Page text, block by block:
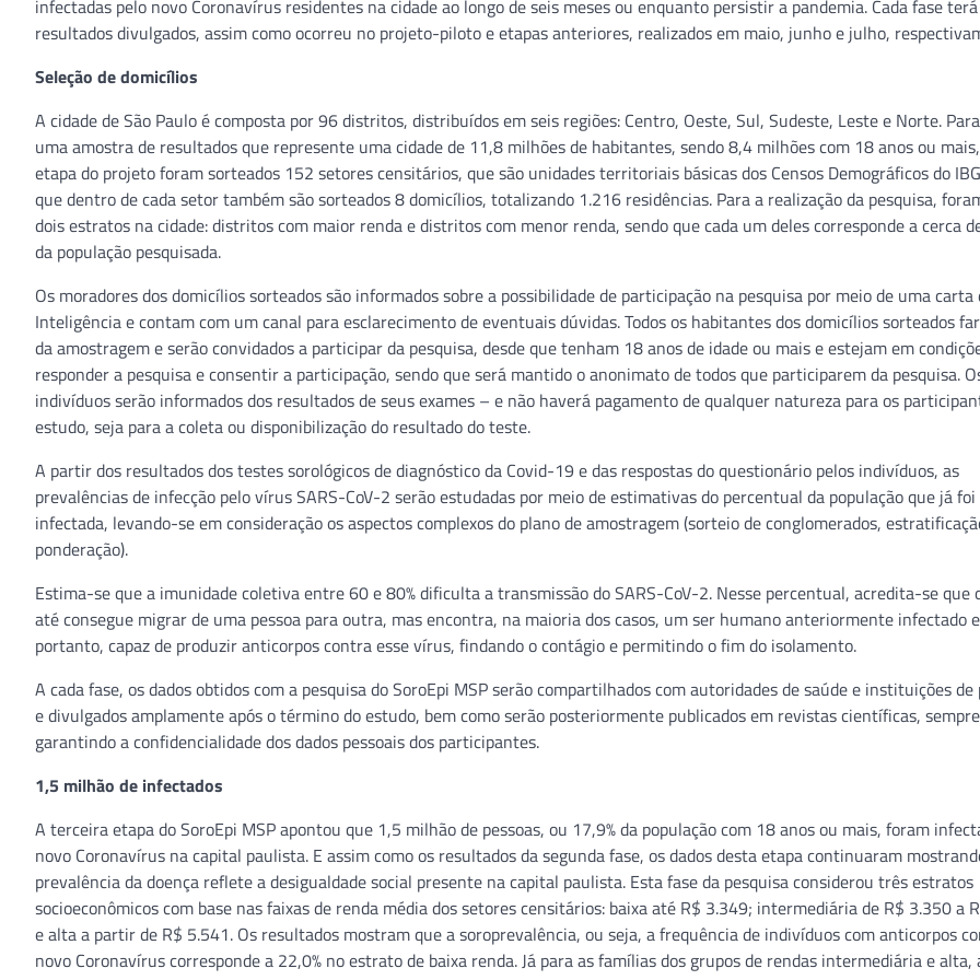
infectadas pelo novo Coronavírus residentes na cidade ao longo de seis meses ou enquanto persistir a pandemia. Cada fase
resultados divulgados, assim como ocorreu no projeto-piloto e etapas anteriores, realizados em maio, junho e julho,
Seleção de domicílios
A cidade de São Paulo é composta por 96 distritos, distribuídos em seis regiões: Centro, Oeste, Sul, Sudeste, Leste e Norte.
uma amostra de resultados que represente uma cidade de 11,8 milhões de habitantes, sendo 8,4 milhões com 18 anos ou
etapa do projeto foram sorteados 152 setores censitários, que são unidades territoriais básicas dos Censos Demográficos do
que dentro de cada setor também são sorteados 8 domicílios, totalizando 1.216 residências. Para a realização da pesquisa,
dois estratos na cidade: distritos com maior renda e distritos com menor renda, sendo que cada um deles corresponde a cerca
da população pesquisada.
Os moradores dos domicílios sorteados são informados sobre a possibilidade de participação na pesquisa por meio de uma carta
Inteligência e contam com um canal para esclarecimento de eventuais dúvidas. Todos os habitantes dos domicílios sorteados
da amostragem e serão convidados a participar da pesquisa, desde que tenham 18 anos de idade ou mais e estejam em
responder a pesquisa e consentir a participação, sendo que será mantido o anonimato de todos que participarem da pesquisa.
indivíduos serão informados dos resultados de seus exames – e não haverá pagamento de qualquer natureza para os
estudo, seja para a coleta ou disponibilização do resultado do teste.
A partir dos resultados dos testes sorológicos de diagnóstico da Covid-19 e das respostas do questionário pelos indivíduos, as
prevalências de infecção pelo vírus SARS-CoV-2 serão estudadas por meio de estimativas do percentual da população que já foi
infectada, levando-se em consideração os aspectos complexos do plano de amostragem (sorteio de conglomerados,
ponderação).
Estima-se que a imunidade coletiva entre 60 e 80% dificulta a transmissão do SARS-CoV-2. Nesse percentual, acredita-se que
até consegue migrar de uma pessoa para outra, mas encontra, na maioria dos casos, um ser humano anteriormente infectado
portanto, capaz de produzir anticorpos contra esse vírus, findando o contágio e permitindo o fim do isolamento.
A cada fase, os dados obtidos com a pesquisa do SoroEpi MSP serão compartilhados com autoridades de saúde e instituições de
e divulgados amplamente após o término do estudo, bem como serão posteriormente publicados em revistas científicas, sempre
garantindo a confidencialidade dos dados pessoais dos participantes.
1,5 milhão de infectados
A terceira etapa do SoroEpi MSP apontou que 1,5 milhão de pessoas, ou 17,9% da população com 18 anos ou mais, foram
novo Coronavírus na capital paulista. E assim como os resultados da segunda fase, os dados desta etapa continuaram
prevalência da doença reflete a desigualdade social presente na capital paulista. Esta fase da pesquisa considerou três estratos
socioeconômicos com base nas faixas de renda média dos setores censitários: baixa até R$ 3.349; intermediária de R$ 3.350 a
e alta a partir de R$ 5.541. Os resultados mostram que a soroprevalência, ou seja, a frequência de indivíduos com anticorpos
novo Coronavírus corresponde a 22,0% no estrato de baixa renda. Já para as famílias dos grupos de rendas intermediária e alta,